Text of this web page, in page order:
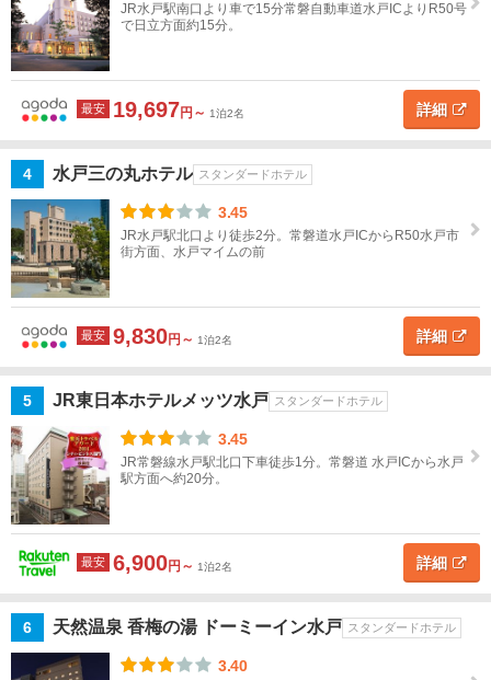
テ
ル
テ
ル
こ
の
条
で
探
地図
を表示
水
戸・
大
洗・
ちな
か
水
戸・
大
洗・
ひた
べて
水
戸
ひ
た
か
大
JR水戸駅南口より車で15分常磐自動車道水戸ICよりR50号
で日立方面約15分。
最安 19,697円～ 1泊2名 詳細
4 水戸三の丸ホテル スタンダードホテル
3.45
JR水戸駅北口より徒歩2分。常磐道水戸ICからR50水戸市
街方面、水戸マイムの前
最安 9,830円～ 1泊2名 詳細
5 JR東日本ホテルメッツ水戸 スタンダードホテル
3.45
JR常磐線水戸駅北口下車徒歩1分。常磐道 水戸ICから水戸
駅方面へ約20分。
最安 6,900円～ 1泊2名 詳細
6 天然温泉 香梅の湯 ドーミーイン水戸 スタンダードホテル
3.40